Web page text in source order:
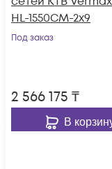
HL-1550CM-2x9
Под заказ
2 566 175 ₸
В